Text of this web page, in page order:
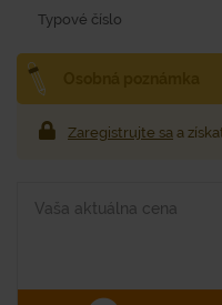
Typové číslo
Zaregistrujte sa a
Vaša aktuálna cena